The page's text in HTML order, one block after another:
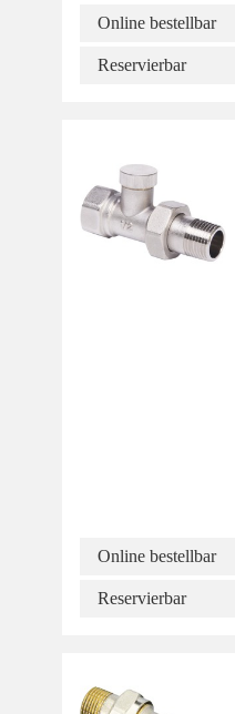
Online bestellbar
Reservierbar
Online bestellbar
Reservierbar